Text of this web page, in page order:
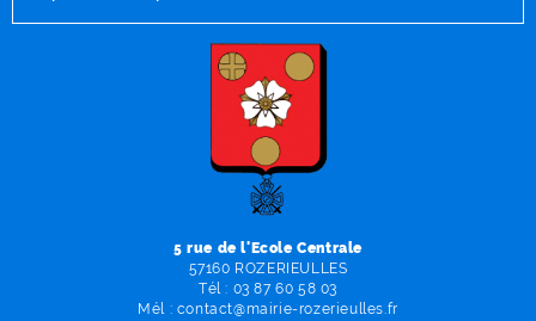
5 rue de l'Ecole Centrale
57160 ROZERIEULLES
Tél : 03 87 60 58 03
Mél : contact@mairie-rozerieulles.fr